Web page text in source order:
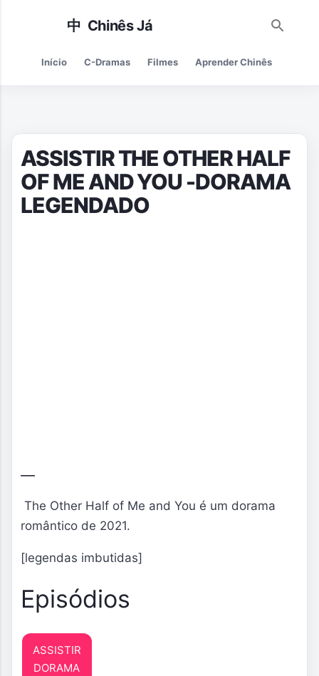
Pular para o conteúdo principal
Início C-Dramas Filmes Aprender Chinês
ASSISTIR THE OTHER HALF
OF ME AND YOU -DORAMA
LEGENDADO
The Other Half of Me and You é um dorama
romântico de 2021.
[legendas imbutidas]
Episódios
ASSISTIR
DORAMA